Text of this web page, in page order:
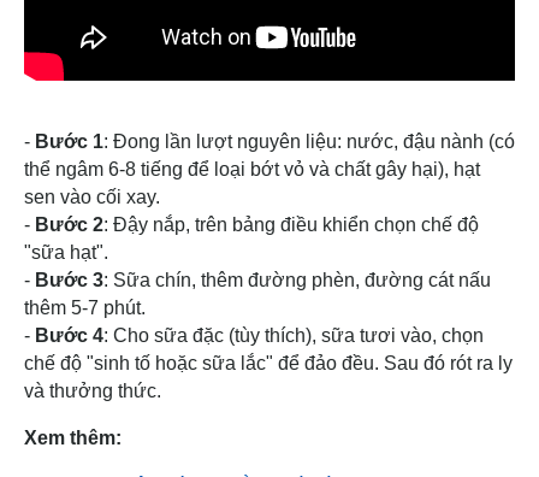
- Bước 1: Đong lần lượt nguyên liệu: nước, đậu nành (có
thể ngâm 6-8 tiếng để loại bớt vỏ và chất gây hại), hạt
sen vào cối xay.
- Bước 2: Đậy nắp, trên bảng điều khiển chọn chế độ
"sữa hạt".
- Bước 3: Sữa chín, thêm đường phèn, đường cát nấu
thêm 5-7 phút.
- Bước 4: Cho sữa đặc (tùy thích), sữa tươi vào, chọn
chế độ "sinh tố hoặc sữa lắc" để đảo đều. Sau đó rót ra ly
và thưởng thức.
Xem thêm: